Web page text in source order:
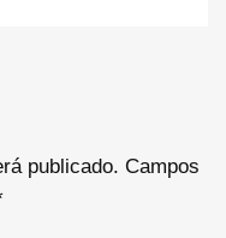
publicado. Campos